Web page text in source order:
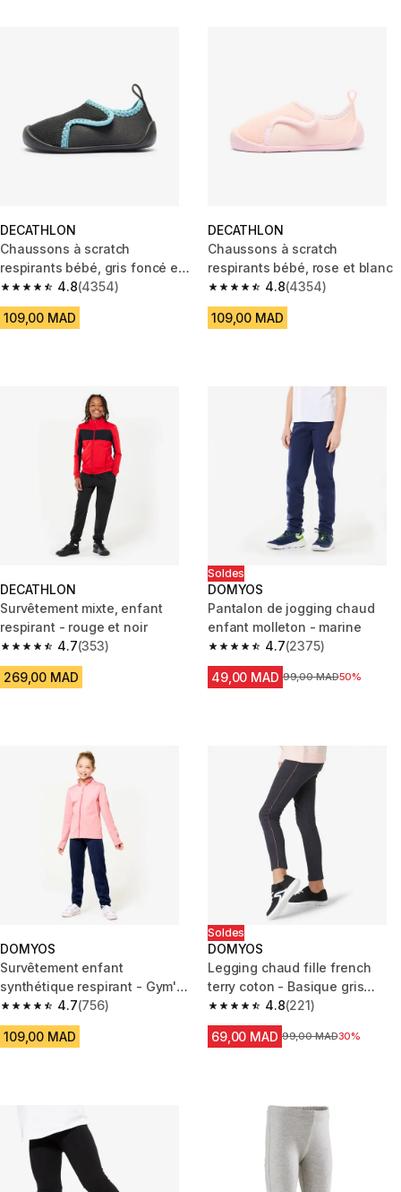
DECATHLON
Chaussons à scratch
respirants bébé, gris foncé et
bleu
4.8
4.8 out of 5 stars from 4354 reviews
(4354)
109,00 MAD
DECATHLON
Chaussons à scratch
respirants bébé, rose et blanc
4.8
4.8 out of 5 stars from 4354
(4354)
109,00 MAD
DECATHLON
Survêtement mixte, enfant
respirant - rouge et noir
4.7
4.7 out of 5 stars from 353 reviews
(353)
269,00 MAD
Soldes
DOMYOS
Pantalon de jogging chaud
enfant molleton - marine
4.7
4.7 out of 5 stars from 2375
(2375)
49,00 MAD Prix avant la réduction
99,00 MAD50%
DOMYOS
Survêtement enfant
synthétique respirant - Gym'y
rose et pantalon marine
4.7
4.7 out of 5 stars from 756 reviews
(756)
109,00 MAD
Soldes
DOMYOS
Legging chaud fille french
terry coton - Basique gris
chiné foncé
4.8
4.8 out of 5 stars from 221
(221)
69,00 MAD Prix avant la réduction
99,00 MAD30%